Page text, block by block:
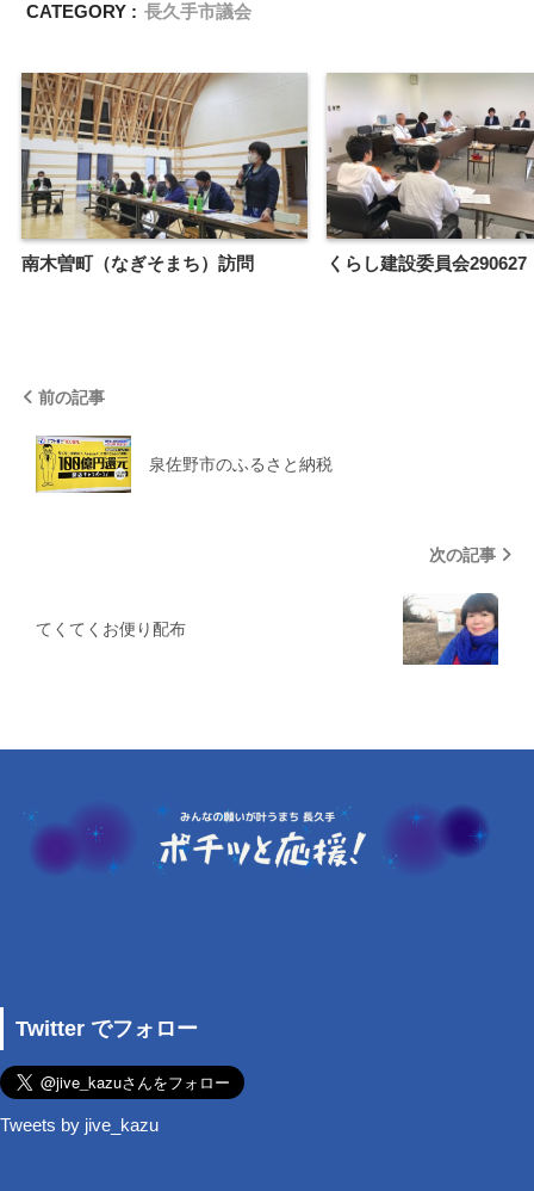
CATEGORY : 長久手市議会
南木曽町（なぎそまち）訪問 くらし建設委員会290627
前の記事
泉佐野市のふるさと納税
次の記事
てくてくお便り配布
Twitter でフォロー
Tweets by jive_kazu